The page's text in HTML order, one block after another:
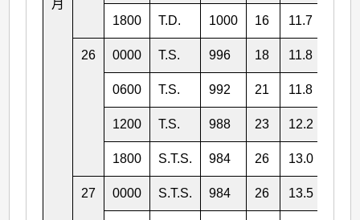
月
1800 T.D. 1000 16 11.7
26 0000 T.S. 996 18 11.8
0600 T.S. 992 21 11.8
1200 T.S. 988 23 12.2
1800 S.T.S. 984 26 13.0
27 0000 S.T.S. 984 26 13.5